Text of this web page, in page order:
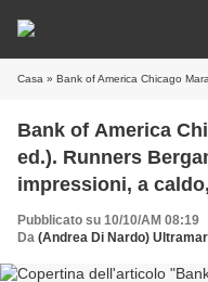
Casa » Bank of America Chicago Marathon 2011 (34^ ed.).
Bank of America
ed.). Runners
impressioni, a
Chicago Finisher
Pubblicato su 10/10/AM 08:19
Da (Andrea Di Nardo)